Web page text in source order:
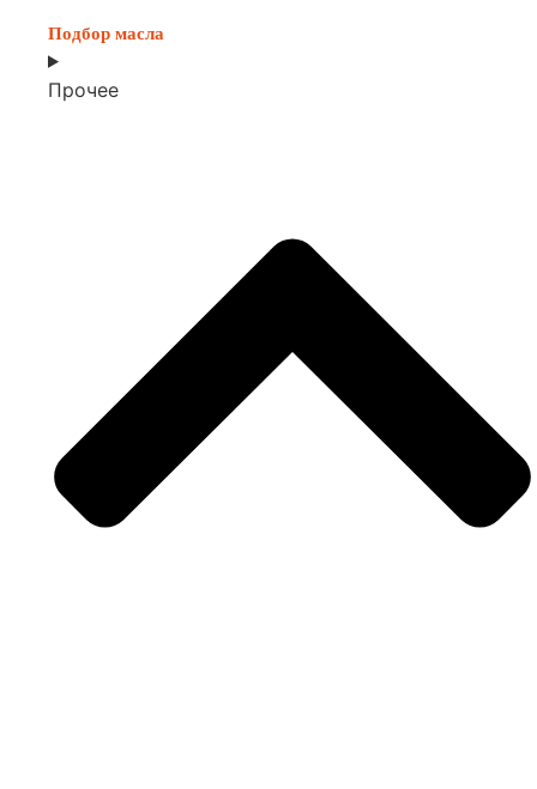
Подбор масла
Прочее